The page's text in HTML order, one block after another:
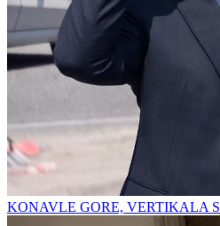
KONAVLE GORE, VERTIKALA